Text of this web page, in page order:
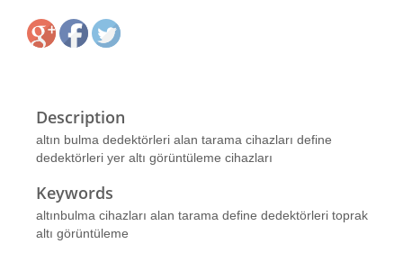
Description
altın bulma dedektörleri alan tarama cihazları define
dedektörleri yer altı görüntüleme cihazları
Keywords
altınbulma cihazları alan tarama define dedektörleri toprak
altı görüntüleme